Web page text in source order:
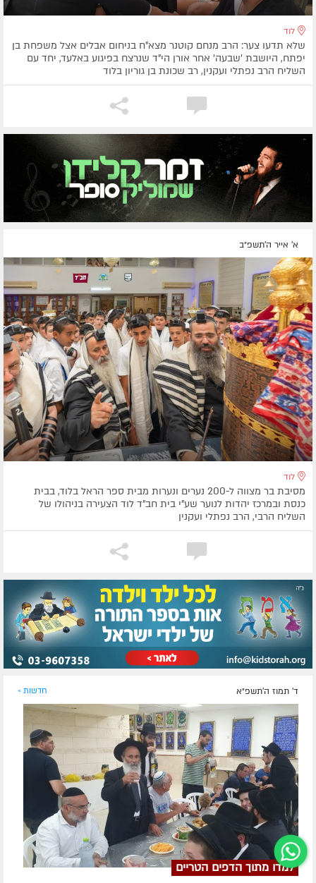
לוד
שלא תדעו צער: הרב מנחם קוטנר מצא"ח בניחום אבלים אצל משפחת בן
יפתח, היושבת 'שבעה' אחר אורן הי"ד שנרצח בפיגוע באלעד, יחד עם
השליח הרב נפתלי ועקנין, רב שכונת בן גוריון בלוד
א' אייר ה׳תשפ״ב
לוד
מסיבת בר מצווה ל-200 נערים ונערות מבית ספר הראל בלוד, בבית
כנסת ובמרכז יהדות לנוער שע"י בית חב"ד לוד הצעירה בניהולו של
השליח הרבי, הרב נפתלי ועקנין
ד' תמוז ה׳תשפ״א חדשות »
למדו מתוך הדפים הטריים